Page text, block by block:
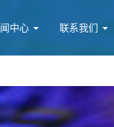
中心 联系我们